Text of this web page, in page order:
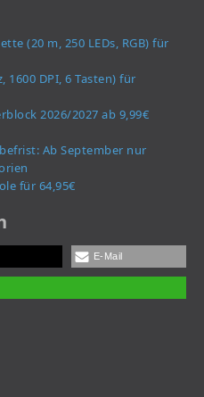
(20 m, 250 LEDs, RGB) für
1600 DPI, 6 Tasten) für
2026/2027 ab 9,99€
Ab September nur
für 64,95€
E-Mail